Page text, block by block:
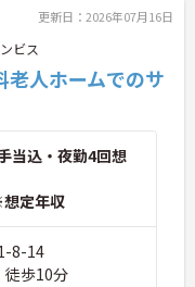
更新日：2026年07月16日
ビス
老人ホームでのサ
当込・夜勤4回想
定年収
8-14
徒歩10分